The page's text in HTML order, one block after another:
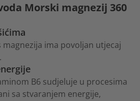
Morski magnezij 360
ima povoljan utjecaj
B6 sudjeluje u procesima
sa stvaranjem energije,